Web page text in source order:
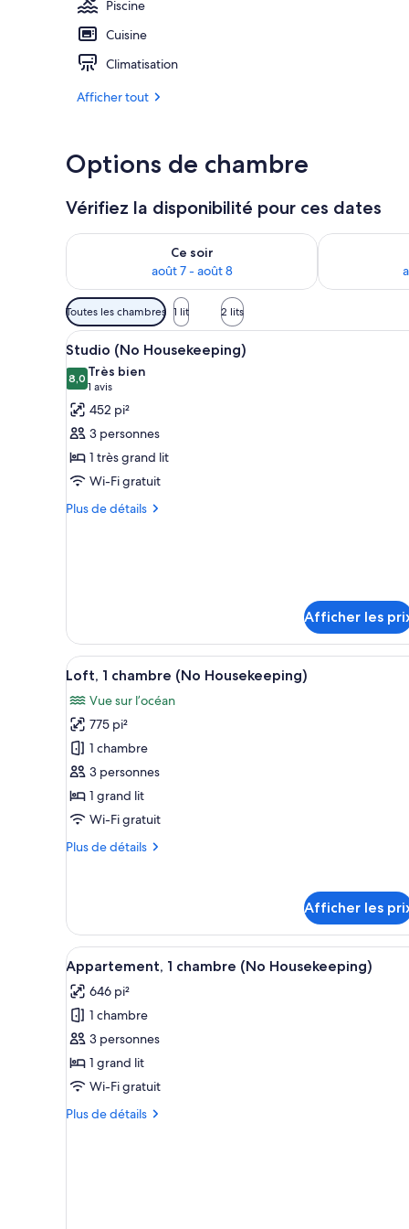
Piscine
Cuisine
Climatisation
Afficher tout
Options de chambre
Vérifiez la disponibilité pour ces dates
Ce soir
août 7 - août 8
Vérifier la disponibilité pour ce soir août 7 - août 8
Vérifier la
Filtres
disponibles
pour
les
chambres
Toutes les chambres 1 lit 2 lits
Afficher
toutes
les
photos
pour
ce
type
de
chambre :
Un lit bien fait, agrémenté
8
Studio (No Housekeeping)
8,08,0 sur 10
Très bien
1 avis
(1 avis)
452 pi²
3 personnes
1 très grand lit
Wi-Fi gratuit
Plus de détails
Plus
Afficher les
Afficher
toutes
les
photos
pour
ce
type
de
chambre :
Loft,
Housekeeping)
Un balcon avec un fauteuil
12
Loft, 1 chambre (No Housekeeping)
Vue sur l’océan
775 pi²
1 chambre
3 personnes
1 grand lit
Wi-Fi gratuit
Plus de détails
Plus
1
chambre
(No
Housekeeping)
Afficher les
Afficher
toutes
les
photos
pour
ce
type
chambre :
Un lit bien fait, agrémenté
36
Appartement, 1 chambre (No Housekeeping)
646 pi²
1 chambre
3 personnes
1 grand lit
Wi-Fi gratuit
Plus de détails
Plus